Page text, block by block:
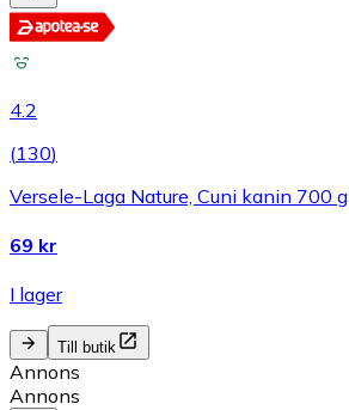
4.2
(130)
Versele-Laga Nature, Cuni kanin 700 g
69 kr
I lager
Till butik
Annons
Annons